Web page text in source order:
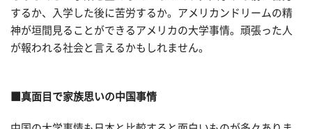
するか、入学した後に苦労するか。アメリカンドリームの精
神が垣間見ることができるアメリカの大学事情。頑張った人
が報われる社会と言えるかもしれません。
■真面目で家族思いの中国事情